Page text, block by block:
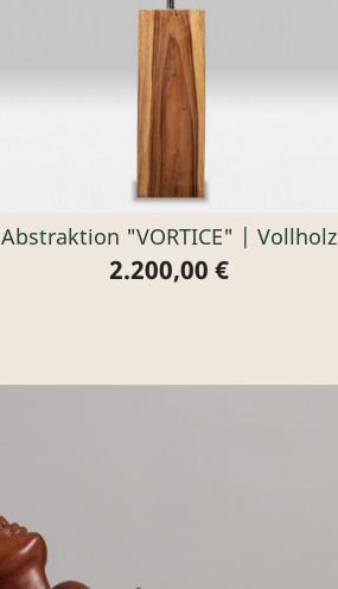
Abstraktion "VORTICE" | Vollholz
Preis
2.200,00 €